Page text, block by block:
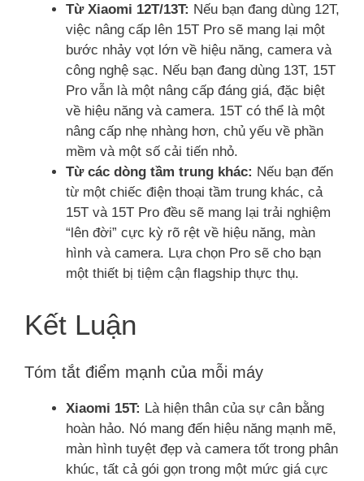
Từ Xiaomi 12T/13T: Nếu bạn đang dùng 12T,
việc nâng cấp lên 15T Pro sẽ mang lại một
bước nhảy vọt lớn về hiệu năng, camera và
công nghệ sạc. Nếu bạn đang dùng 13T, 15T
Pro vẫn là một nâng cấp đáng giá, đặc biệt
về hiệu năng và camera. 15T có thể là một
nâng cấp nhẹ nhàng hơn, chủ yếu về phần
mềm và một số cải tiến nhỏ.
Từ các dòng tầm trung khác: Nếu bạn đến
từ một chiếc điện thoại tầm trung khác, cả
15T và 15T Pro đều sẽ mang lại trải nghiệm
“lên đời” cực kỳ rõ rệt về hiệu năng, màn
hình và camera. Lựa chọn Pro sẽ cho bạn
một thiết bị tiệm cận flagship thực thụ.
Kết Luận
Tóm tắt điểm mạnh của mỗi máy
Xiaomi 15T: Là hiện thân của sự cân bằng
hoàn hảo. Nó mang đến hiệu năng mạnh mẽ,
màn hình tuyệt đẹp và camera tốt trong phân
khúc, tất cả gói gọn trong một mức giá cực